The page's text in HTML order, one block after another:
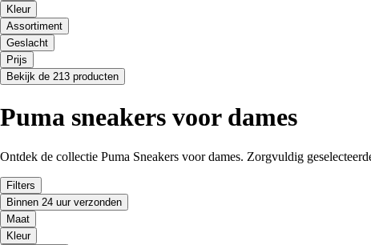
Kleur
Assortiment
Geslacht
Prijs
Bekijk de 213 producten
Puma sneakers voor dames
Ontdek de collectie Puma Sneakers voor dames. Zorgvuldig
Filters
Binnen 24 uur verzonden
Maat
Kleur